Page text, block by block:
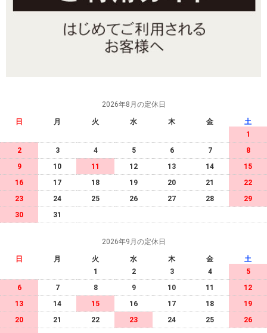
2026年8月の定休日
日 月 火 水 木 金
土
1
2
3 4 5 6 7
8
9
10 11 12 13 14
15
16
17 18 19 20 21
22
23
24 25 26 27 28
29
30
31
2026年9月の定休日
日 月 火 水 木 金
土
1
2 3 4
5
6
7 8 9 10 11
12
13
14 15 16 17 18
19
20
21 22 23 24 25
26